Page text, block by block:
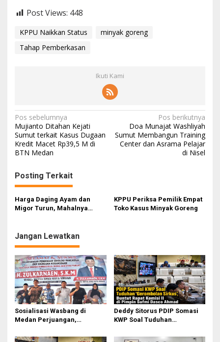
Post Views: 448
KPPU Naikkan Status
minyak goreng
Tahap Pemberkasan
Ikuti Kami
N
a
v
g
a
s
p
o
s
Pos sebelumnya
Mujianto Ditahan Kejati
Sumut terkait Kasus Dugaan
Kredit Macet Rp39,5 M di
BTN Medan
Pos berikutnya
Doa Munajat Washliyah
Sumut Membangun Training
Center dan Asrama Pelajar
di Nisel
Posting Terkait
Harga Daging Ayam dan
Migor Turun, Mahalnya
KPPU Periksa Pemilik Empat
Toko Kasus Minyak Goreng
Jangan Lewatkan
Sosialisasi Wasbang di
Medan Perjuangan,
Perjuangkan Ruang Bermain
Deddy Sitorus PDIP Somasi
KWP Soal Tuduhan
Rapat Komisi II Dipimpin